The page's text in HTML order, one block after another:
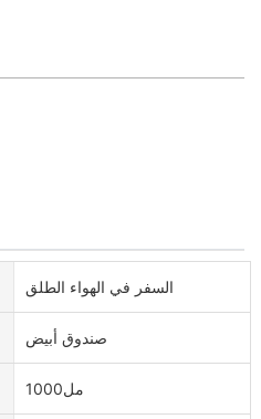
السفر في الهواء الطلق
صندوق أبيض
مل1000